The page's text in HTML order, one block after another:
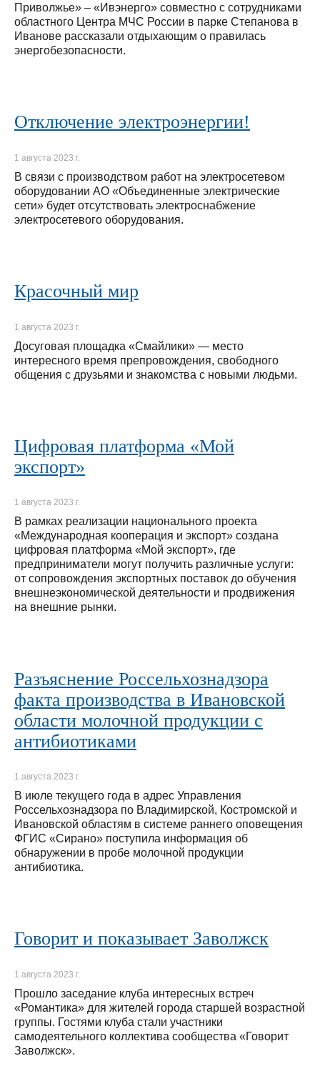
Приволжье» – «Ивэнерго» совместно с сотрудниками
областного Центра МЧС России в парке Степанова в
Иванове рассказали отдыхающим о правилась
энергобезопасности.
Отключение электроэнергии!
1 августа 2023 г.
В связи с производством работ на электросетевом
оборудовании АО «Объединенные электрические
сети» будет отсутствовать электроснабжение
электросетевого оборудования.
Красочный мир
1 августа 2023 г.
Досуговая площадка «Смайлики» — место
интересного время препровождения, свободного
общения с друзьями и знакомства с новыми людьми.
Цифровая платформа «Мой
экспорт»
1 августа 2023 г.
В рамках реализации национального проекта
«Международная кооперация и экспорт» создана
цифровая платформа «Мой экспорт», где
предприниматели могут получить различные услуги:
от сопровождения экспортных поставок до обучения
внешнеэкономической деятельности и продвижения
на внешние рынки.
Разъяснение Россельхознадзора
факта производства в Ивановской
области молочной продукции с
антибиотиками
1 августа 2023 г.
В июле текущего года в адрес Управления
Россельхознадзора по Владимирской, Костромской и
Ивановской областям в системе раннего оповещения
ФГИС «Сирано» поступила информация об
обнаружении в пробе молочной продукции
антибиотика.
Говорит и показывает Заволжск
1 августа 2023 г.
Прошло заседание клуба интересных встреч
«Романтика» для жителей города старшей возрастной
группы. Гостями клуба стали участники
самодеятельного коллектива сообщества «Говорит
Заволжск».